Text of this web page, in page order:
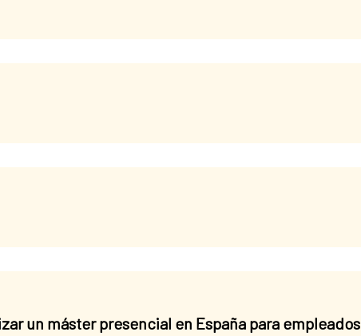
un máster presencial en España para